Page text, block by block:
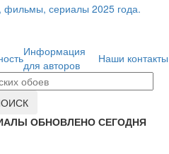
Информация
для авторов
Наши контакты
ОБНОВЛЕНО СЕГОДНЯ